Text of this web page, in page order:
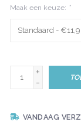
Maak een keuze: *
+
-
VANDAAG